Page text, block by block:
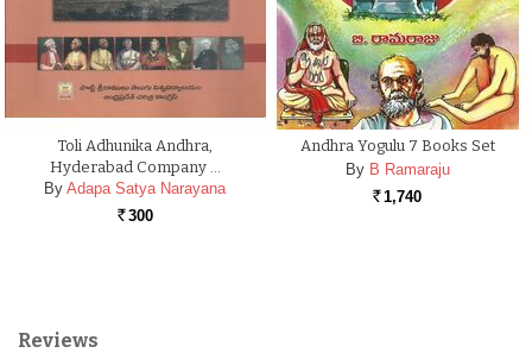
Toli Adhunika Andhra,
Hyderabad Company …
By Adapa Satya Narayana
Rs. 300
Andhra Yogulu 7 Books Set
By B Ramaraju
Rs. 1,740
Reviews